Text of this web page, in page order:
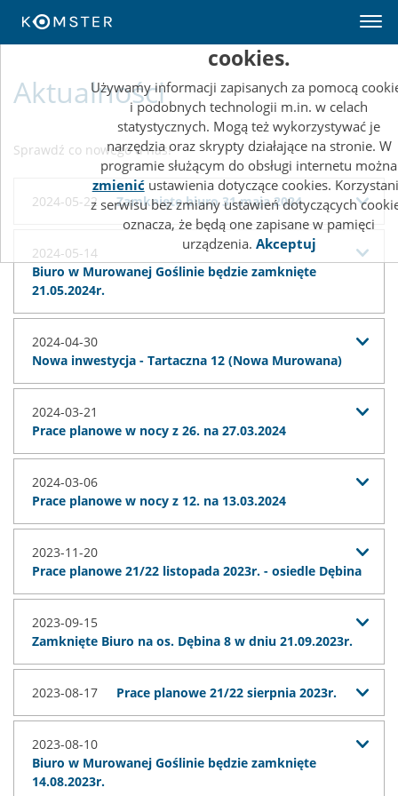
Ta strona wykorzystuje pliki
cookies.
Używamy informacji zapisanych za pomocą
i podobnych technologii m.in. w celach
statystycznych. Mogą też wykorzystywać je
narzędzia oraz skrypty działające na stronie. W
programie służącym do obsługi internetu można
zmienićustawienia dotyczące cookies.
z serwisu bez zmiany ustawień dotyczących
oznacza, że będą one zapisane w pamięci
urządzenia. Akceptuj
Aktualności
Sprawdź co nowego u nas!
2024-05-22 Zamknięte biuro 31.maja 2024
2024-05-14
Biuro w Murowanej Goślinie będzie zamknięte
21.05.2024r.
2024-04-30
Nowa inwestycja - Tartaczna 12 (Nowa Murowana)
2024-03-21
Prace planowe w nocy z 26. na 27.03.2024
2024-03-06
Prace planowe w nocy z 12. na 13.03.2024
2023-11-20
Prace planowe 21/22 listopada 2023r. - osiedle Dębina
2023-09-15
Zamknięte Biuro na os. Dębina 8 w dniu 21.09.2023r.
2023-08-17 Prace planowe 21/22 sierpnia 2023r.
2023-08-10
Biuro w Murowanej Goślinie będzie zamknięte
14.08.2023r.